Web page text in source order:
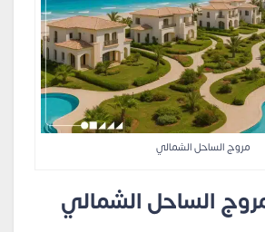
مروج الساحل الشمالي
الساحل الشمالي